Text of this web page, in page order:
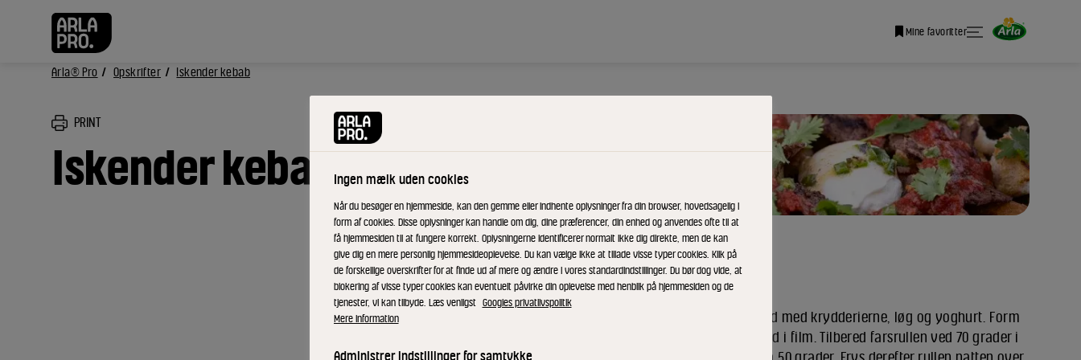
Mine favoritter
Arla® Pro Opskrifter Iskender kebab
PRINT
Iskender kebab
Fars (skal laves dagen før)
Pil løg og blend det fint. Rør hakket oksekød med krydderierne, løg og yoghurt. Form
farsen til en stor rulle og pak den stramt ind i film. Tilbered farsrullen ved 70 grader i
Ingen mælk uden cookies
Når du besøger en hjemmeside, kan den gemme eller indhente oplysninger fra din browser, hovedsagelig i
form af cookies. Disse oplysninger kan handle om dig, dine præferencer, din enhed og anvendes ofte til at
få hjemmesiden til at fungere korrekt. Oplysningerne identificerer normalt ikke dig direkte, men de kan
give dig en mere personlig hjemmesideoplevelse. Du kan vælge ikke at tillade visse typer cookies. Klik på
de forskellige overskrifter for at finde ud af mere og ændre i vores standardindstillinger. Du bør dog vide, at
blokering af visse typer cookies kan eventuelt påvirke din oplevelse med henblik på hjemmesiden og de
tjenester, vi kan tilbyde. Læs venligst Googles privatlivspolitik
Mere information
Administrer indstillinger for samtykke